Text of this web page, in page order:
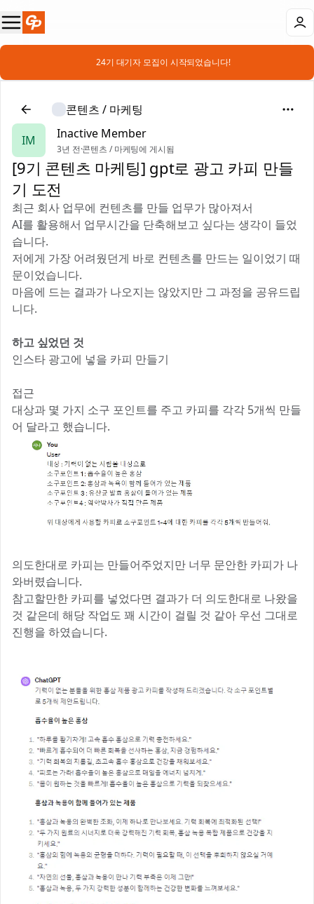
📣 24기 대기자 모집이 시작되었습니다!
콘텐츠 / 마케팅
IM
Inactive Member
3년 전·콘텐츠 / 마케팅에 게시됨
[9기 콘텐츠 마케팅] gpt로 광고 카피 만들
기 도전
최근 회사 업무에 컨텐츠를 만들 업무가 많아져서
AI를 활용해서 업무시간을 단축해보고 싶다는 생각이 들었
습니다.
저에게 가장 어려웠던게 바로 컨텐츠를 만드는 일이었기 때
문이었습니다.
마음에 드는 결과가 나오지는 않았지만 그 과정을 공유드립
니다.
하고 싶었던 것
인스타 광고에 넣을 카피 만들기
접근
대상과 몇 가지 소구 포인트를 주고 카피를 각각 5개씩 만들
어 달라고 했습니다.
의도한대로 카피는 만들어주었지만 너무 문안한 카피가 나
와버렸습니다.
참고할만한 카피를 넣었다면 결과가 더 의도한대로 나왔을
것 같은데 해당 작업도 꽤 시간이 걸릴 것 같아 우선 그대로
진행을 하였습니다.